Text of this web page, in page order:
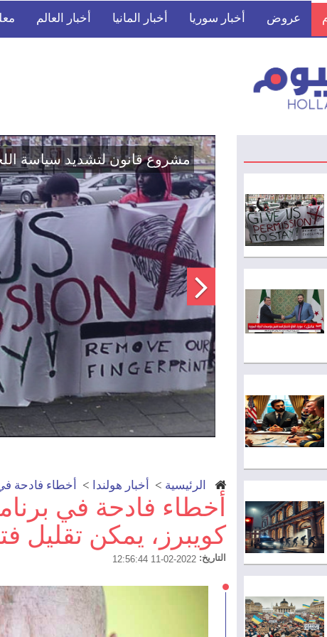
عروض أخبار سوريا أخبار المانيا أخبار العالم
اتفاق تاريخي: دمج "قسد" في
الوطنية
الرئيسية > أخبار هولندا > أخطاء فادحة
كويبرز، يمكن تقليل
التاريخ: